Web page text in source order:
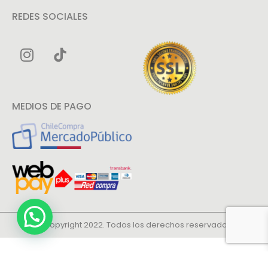
REDES SOCIALES
MEDIOS DE PAGO
© Copyright 2022. Todos los derechos reservados.